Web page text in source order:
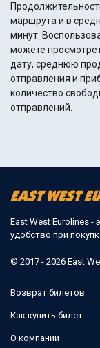
маршрута и в
минут. Воспользовавшись поиском по направлению вы
можете
дату, среднюю
отправления и
количество
отправлений.
East West Eurolines -
удобство при
© 2017 - 2026 East
Возврат билетов
Как купить билет
О компании